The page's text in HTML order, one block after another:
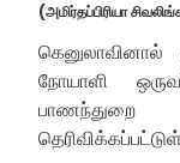
(அமிர்தப்பிரியா
நோயாளி